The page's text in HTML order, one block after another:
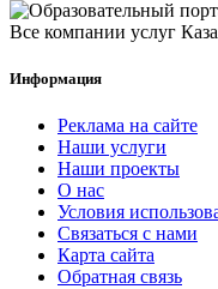
Все компании услуг
Информация
Реклама на сайте
Наши услуги
Наши проекты
О нас
Условия
Связаться с нами
Карта сайта
Обратная связь